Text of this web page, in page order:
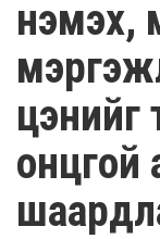
нэмэх,
цэнийг
онцгой